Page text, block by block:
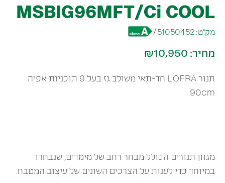
MSBIG96MFT/Ci COOL
מק״ט: 51050452
/
מחיר: ₪10,950
תנור LOFRA חד-תאי משולב גז בעל 9 תוכניות אפיה
90cm
מגוון תנורים הכולל מבחר רחב של מימדים, שנבחרו
במיוחד כדי לענות על הצרכים השונים של עיצוב המטבח.